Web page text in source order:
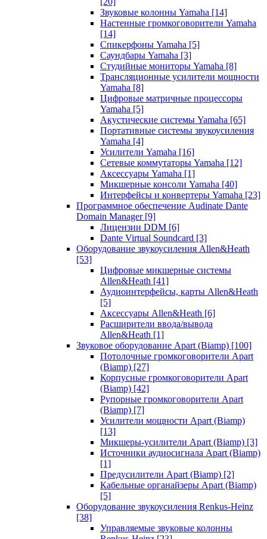
Звуковые колонны Yamaha [14]
Настенные громкоговорители Yamaha
[14]
Спикерфоны Yamaha [5]
Саундбары Yamaha [3]
Студийные мониторы Yamaha [8]
Трансляционные усилители мощности
Yamaha [8]
Цифровые матричные процессоры
Yamaha [5]
Акустические системы Yamaha [65]
Портативные системы звукоусиления
Yamaha [4]
Усилители Yamaha [16]
Сетевые коммутаторы Yamaha [12]
Аксессуары Yamaha [1]
Микшерные консоли Yamaha [40]
Интерфейсы и конвертеры Yamaha [23]
Программное обеспечение Audinate Dante
Domain Manager [9]
Лицензии DDM [6]
Dante Virtual Soundcard [3]
Оборудование звукоусиления Allen&Heath
[53]
Цифровые микшерные системы
Allen&Heath [41]
Аудиоинтерфейсы, карты Allen&Heath
[5]
Аксессуары Allen&Heath [6]
Расширители ввода/вывода
Allen&Heath [1]
Звуковое оборудование Apart (Biamp) [100]
Потолочные громкоговорители Apart
(Biamp) [27]
Корпусные громкоговорители Apart
(Biamp) [42]
Рупорные громкоговорители Apart
(Biamp) [7]
Усилители мощности Apart (Biamp)
[13]
Микшеры-усилители Apart (Biamp) [3]
Источники аудиосигнала Apart (Biamp)
[1]
Предусилители Apart (Biamp) [2]
Кабельные органайзеры Apart (Biamp)
[5]
Оборудование звукоусиления Renkus-Heinz
[38]
Управляемые звуковые колонны